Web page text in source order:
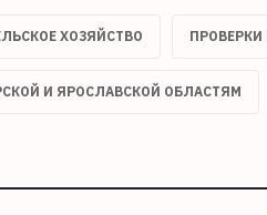
ХОЗЯЙСТВО ПРОВЕРКИ
И ЯРОСЛАВСКОЙ ОБЛАСТЯМ